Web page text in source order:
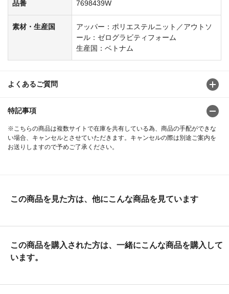
品番 7698439W
素材・生産国
アッパー：ポリエステルニット／アウトソ
ール：ゼログラビティフォーム
生産国：ベトナム
よくあるご質問
特記事項
※こちらの商品は複数サイトで在庫を共有している為、商品の手配ができな
い場合、キャンセルとさせていただきます。キャンセルの際は別途ご案内を
お送りしますので予めご了承ください。
この商品を見た方は、他にこんな商品を見ています
この商品を購入された方は、一緒にこんな商品を購入して
います。